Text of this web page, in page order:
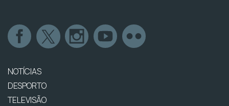
NOTÍCIAS
DESPORTO
TELEVISÃO